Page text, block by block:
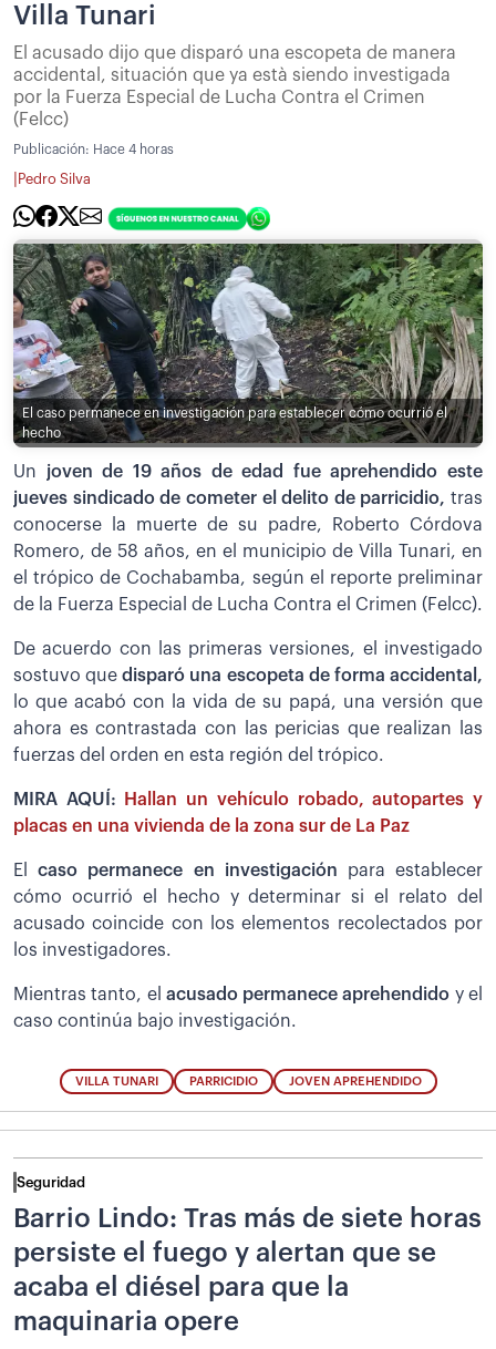
Villa Tunari
El acusado dijo que disparó una escopeta de manera
accidental, situación que ya està siendo investigada
por la Fuerza Especial de Lucha Contra el Crimen
(Felcc)
Publicación: Hace 4 horas
Pedro Silva
El caso permanece en investigación para establecer cómo ocurrió el
hecho
Un joven de 19 años de edad fue aprehendido este
jueves sindicado de cometer el delito de parricidio, tras
conocerse la muerte de su padre, Roberto Córdova
Romero, de 58 años, en el municipio de Villa Tunari, en
el trópico de Cochabamba, según el reporte preliminar
de la Fuerza Especial de Lucha Contra el Crimen (Felcc).
De acuerdo con las primeras versiones, el investigado
sostuvo quedisparó una escopeta de forma accidental,
lo que acabó con la vida de su papá, una versión que
ahora es contrastada con las pericias que realizan las
fuerzas del orden en esta región del trópico.
MIRA AQUÍ:
Hallan un vehículo robado, autopartes y
placas en una vivienda de la zona sur de La Paz
Elcaso permanece en investigación para establecer
cómo ocurrió el hecho y determinar si el relato del
acusado coincide con los elementos recolectados por
los investigadores.
Mientras tanto, el acusado permanece aprehendido y el
caso continúa bajo investigación.
VILLA TUNARI PARRICIDIO JOVEN APREHENDIDO
Seguridad
Barrio Lindo: Tras más de siete horas
persiste el fuego y alertan que se
acaba el diésel para que la
maquinaria opere